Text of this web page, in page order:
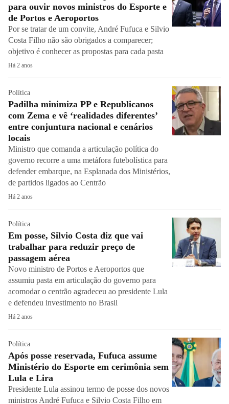
para ouvir novos ministros do Esporte e
de Portos e Aeroportos
Por se tratar de um convite, André Fufuca e Silvio
Costa Filho não são obrigados a comparecer;
objetivo é conhecer as propostas para cada pasta
Há 2 anos
Política
Padilha minimiza PP e Republicanos
com Zema e vê ‘realidades diferentes’
entre conjuntura nacional e cenários
locais
Ministro que comanda a articulação política do
governo recorre a uma metáfora futebolística para
defender embarque, na Esplanada dos Ministérios,
de partidos ligados ao Centrão
Há 2 anos
Política
Em posse, Silvio Costa diz que vai
trabalhar para reduzir preço de
passagem aérea
Novo ministro de Portos e Aeroportos que
assumiu pasta em articulação do governo para
acomodar o centrão agradeceu ao presidente Lula
e defendeu investimento no Brasil
Há 2 anos
Política
Após posse reservada, Fufuca assume
Ministério do Esporte em cerimônia sem
Lula e Lira
Presidente Lula assinou termo de posse dos novos
ministros André Fufuca e Silvio Costa Filho em